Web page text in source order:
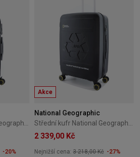
-20%
Akce
National Geographic
2 339,00 Kč
Nejnižší cena: 3 218,00 Kč -27%